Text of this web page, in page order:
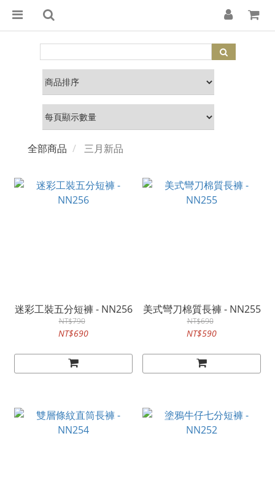
全部商品 三月新品
迷彩工裝五分短褲 - NN256
NT$790
NT$690
美式彎刀棉質長褲 - NN255
NT$690
NT$590